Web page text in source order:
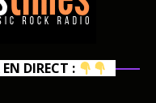
DIRECT :